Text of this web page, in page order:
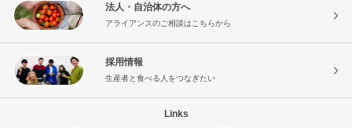
法人・自治体の方へ
アライアンスのご相談はこちらから
採用情報
生産者と食べる人をつなぎたい
Links